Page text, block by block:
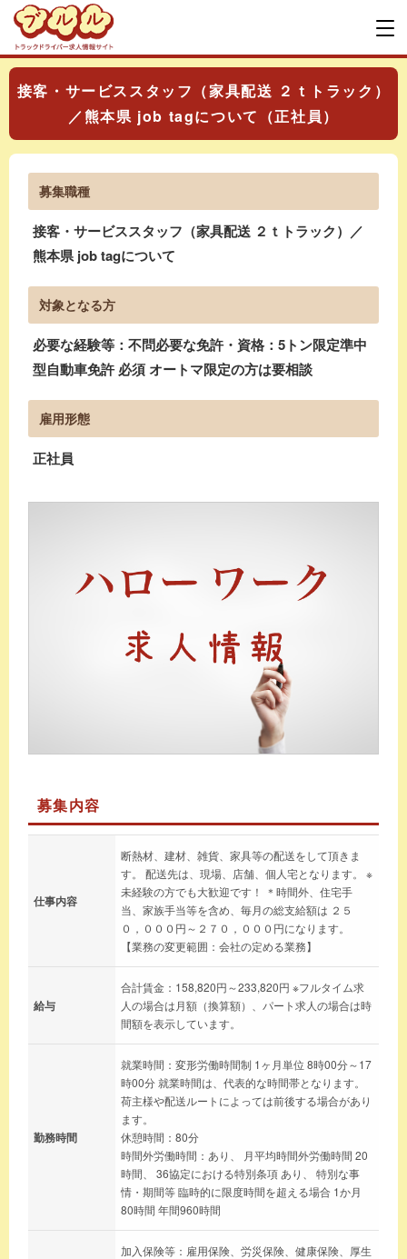
接客・サービススタッフ（家具配送 ２ｔトラック）
／熊本県 job tagについて（正社員）
募集職種
接客・サービススタッフ（家具配送 ２ｔトラック）／
熊本県 job tagについて
対象となる方
必要な経験等：不問必要な免許・資格：5トン限定準中
型自動車免許 必須 オートマ限定の方は要相談
雇用形態
正社員
募集内容
仕事内容
断熱材、建材、雑貨、家具等の配送をして頂きま
す。 配送先は、現場、店舗、個人宅となります。 ※
未経験の方でも大歓迎です！ ＊時間外、住宅手
当、家族手当等を含め、毎月の総支給額は ２５
０，０００円～２７０，０００円になります。
【業務の変更範囲：会社の定める業務】
給与
合計賃金：158,820円～233,820円 ※フルタイム求
人の場合は月額（換算額）、パート求人の場合は時
間額を表示しています。
勤務時間
就業時間：変形労働時間制 1ヶ月単位 8時00分～17
時00分 就業時間は、代表的な時間帯となります。
荷主様や配送ルートによっては前後する場合があり
ます。
休憩時間：80分
時間外労働時間：あり、 月平均時間外労働時間 20
時間、 36協定における特別条項 あり、 特別な事
情・期間等 臨時的に限度時間を超える場合 1か月
80時間 年間960時間
加入保険等：雇用保険、労災保険、健康保険、厚生